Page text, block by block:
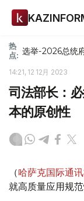
热
点: 选举-2026总统
14:21, 12 12月 2023
司法部长：
本的原创性
（哈萨克国际通
就高质量应用规